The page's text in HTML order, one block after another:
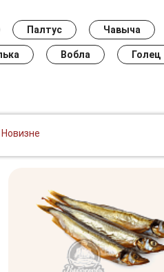
Палтус Чавыча
Вобла Голец
Новизне